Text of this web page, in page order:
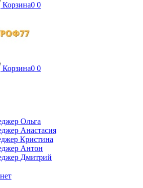
Корзина0 0
Корзина0 0
Ольга
Анастасия
Кристина
Антон
Дмитрий